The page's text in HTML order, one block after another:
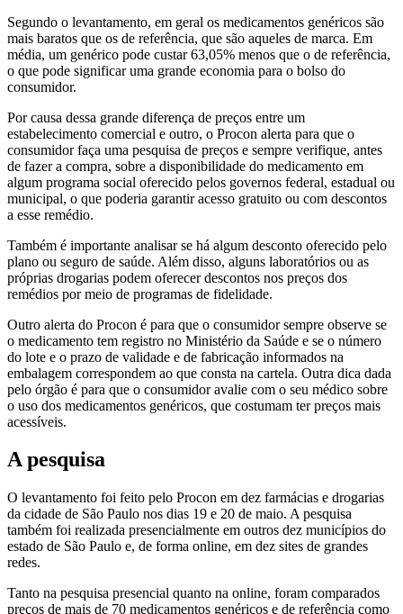
Segundo o levantamento, em geral os medicamentos genéricos são
mais baratos que os de referência, que são aqueles de marca. Em
média, um genérico pode custar 63,05% menos que o de referência,
o que pode significar uma grande economia para o bolso do
consumidor.
Por causa dessa grande diferença de preços entre um
estabelecimento comercial e outro, o Procon alerta para que o
consumidor faça uma pesquisa de preços e sempre verifique, antes
de fazer a compra, sobre a disponibilidade do medicamento em
algum programa social oferecido pelos governos federal, estadual ou
municipal, o que poderia garantir acesso gratuito ou com descontos
a esse remédio.
Também é importante analisar se há algum desconto oferecido pelo
plano ou seguro de saúde. Além disso, alguns laboratórios ou as
próprias drogarias podem oferecer descontos nos preços dos
remédios por meio de programas de fidelidade.
Outro alerta do Procon é para que o consumidor sempre observe se
o medicamento tem registro no Ministério da Saúde e se o número
do lote e o prazo de validade e de fabricação informados na
embalagem correspondem ao que consta na cartela. Outra dica dada
pelo órgão é para que o consumidor avalie com o seu médico sobre
o uso dos medicamentos genéricos, que costumam ter preços mais
acessíveis.
A pesquisa
O levantamento foi feito pelo Procon em dez farmácias e drogarias
da cidade de São Paulo nos dias 19 e 20 de maio. A pesquisa
também foi realizada presencialmente em outros dez municípios do
estado de São Paulo e, de forma online, em dez sites de grandes
redes.
Tanto na pesquisa presencial quanto na online, foram comparados
preços de mais de 70 medicamentos genéricos e de referência como